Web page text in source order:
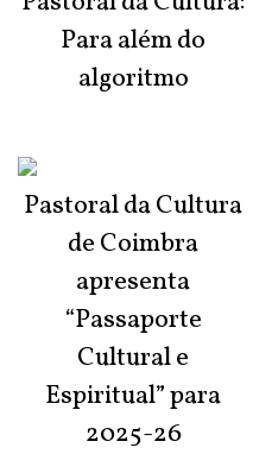
Para além do
algoritmo
Pastoral da Cultura
de Coimbra
apresenta
“Passaporte
Cultural e
Espiritual” para
2025-26